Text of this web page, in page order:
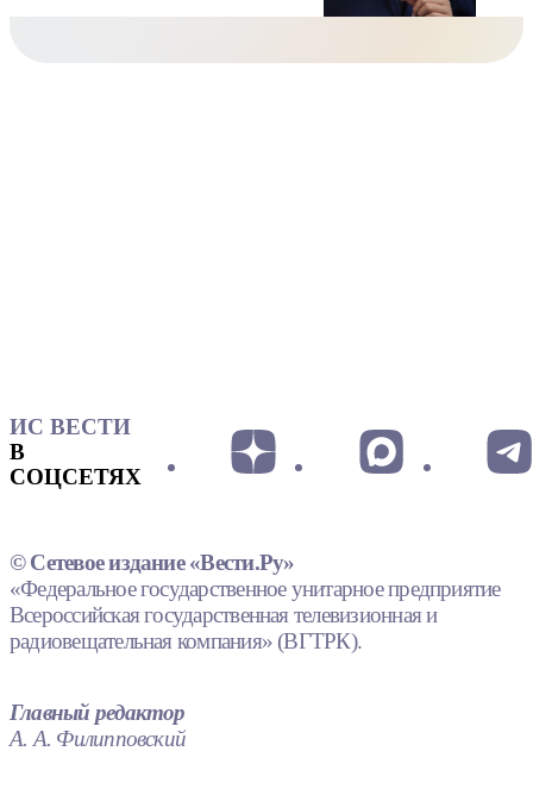
ИС ВЕСТИ
В
СОЦСЕТЯХ
© Сетевое издание «Вести.Ру»
«Федеральное государственное унитарное предприятие
Всероссийская государственная телевизионная и
радиовещательная компания» (ВГТРК).
Главный редактор
А. А. Филипповский